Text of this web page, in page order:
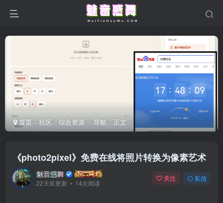
首页 社区 综合资源 导航 正文
《photo2pixel》免费在线将照片转换为像素艺术
魅音惑舞
22天前更新 14次阅读
关注 私信